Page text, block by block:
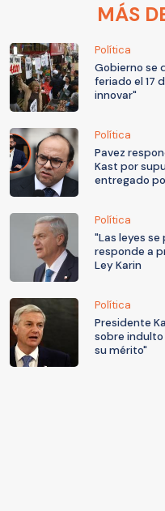
MÁS
Política
Gobierno se
feriado el 17
innovar"
Política
Pavez
Kast por
entregado
Política
"Las leyes
responde a
Ley Karin
Política
Presidente
sobre indulto
su mérito"